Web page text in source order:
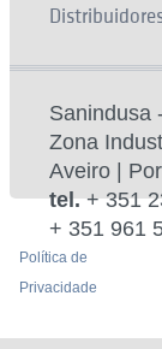
Sanindusa
Zona
Aveiro |
tel.+ 351
+ 351 961
Política de
Privacidade